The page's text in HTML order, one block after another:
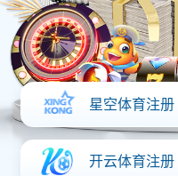
2. 用户不得以虚假信息注册
账户。
3. 用户对其账户的所有活
限于信息发布、数据浏览、
三、服务内容